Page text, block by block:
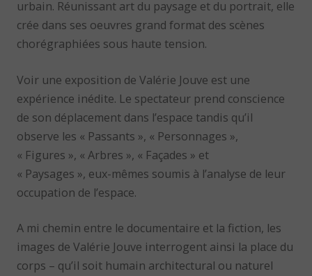
urbain. Réunissant art du paysage et du portrait, elle
crée dans ses oeuvres grand format des scènes
chorégraphiées sous haute tension.
Voir une exposition de Valérie Jouve est une
expérience inédite. Le spectateur prend conscience
de son déplacement dans l’espace tandis qu’il
observe les « Passants », « Personnages »,
« Figures », « Arbres », « Façades » et
« Paysages », eux-mêmes soumis à l’analyse de leur
occupation de l’espace.
A mi chemin entre le documentaire et la fiction, les
images de Valérie Jouve interrogent ainsi la place du
corps – qu’il soit humain architectural ou naturel